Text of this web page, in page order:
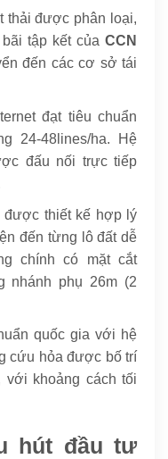
thải được phân loại,
tập kết của CCN
đến các cơ sở tái
đạt tiêu chuẩn
24-48lines/ha. Hệ
đấu nối trực tiếp
được thiết kế hợp lý
đến từng lô đất dễ
chính có mặt cắt
nhánh phụ 26m (2
quốc gia với hệ
cứu hỏa được bố trí
với khoảng cách tối
hút đầu tư